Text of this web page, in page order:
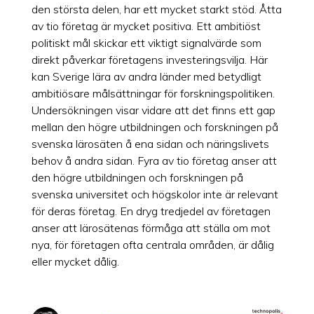
den största delen, har ett mycket starkt stöd. Åtta
av tio företag är mycket positiva. Ett ambitiöst
politiskt mål skickar ett viktigt signalvärde som
direkt påverkar företagens investeringsvilja. Här
kan Sverige lära av andra länder med betydligt
ambitiösare målsättningar för forskningspolitiken.
Undersökningen visar vidare att det finns ett gap
mellan den högre utbildningen och forskningen på
svenska lärosäten å ena sidan och näringslivets
behov å andra sidan. Fyra av tio företag anser att
den högre utbildningen och forskningen på
svenska universitet och högskolor inte är relevant
för deras företag. En dryg tredjedel av företagen
anser att lärosätenas förmåga att ställa om mot
nya, för företagen ofta centrala områden, är dålig
eller mycket dålig.